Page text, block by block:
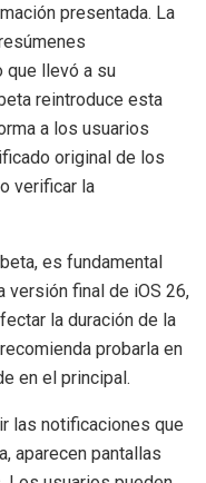
presentada. La
que llevó a su
reintroduce esta
a los usuarios
original de los
verificar la
es fundamental
versión final de iOS 26,
la duración de la
probarla en
en el principal.
las notificaciones que
aparecen pantallas